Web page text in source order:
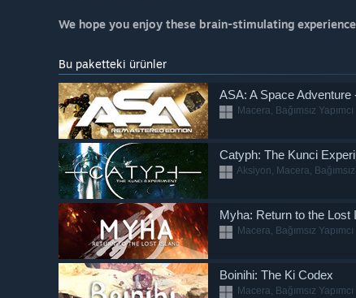
We hope you enjoy these brain-stimulating
Bu paketteki ürünler
ASA: A Space
Macera, Bağımsız Yapımcı
Catyph: The Kunci
Aksiyon, Macera, Bağımsız
Myha: Return to the Lost
Macera, Bağımsız Yapımcı
Boinihi: The Ki Codex
Macera, Bağımsız Yapımcı